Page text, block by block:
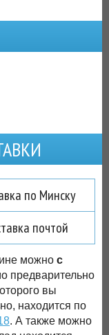
по Минску
почтой
можно с
предварительно
вы
находится по
. А также можно